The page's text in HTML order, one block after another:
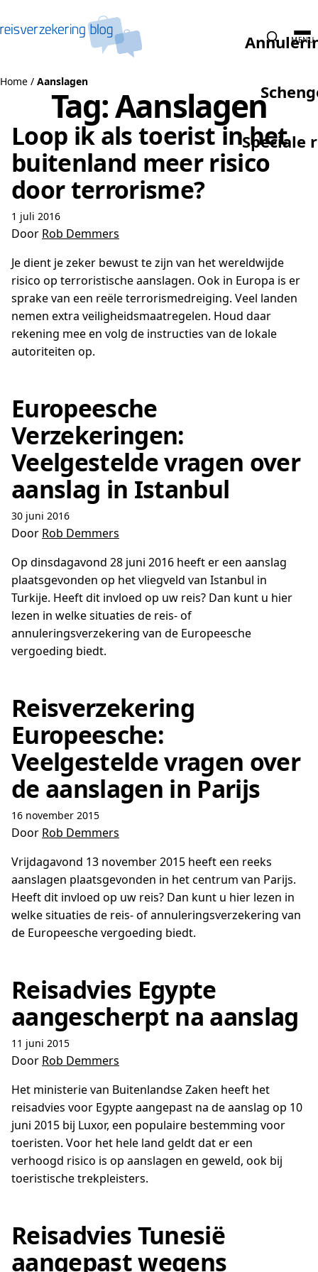
Speciale
MENU
Home / Aanslagen
Tag:Aanslagen
Loop ik als toerist in het
buitenland meer risico
door terrorisme?
1 juli 2016
Door Rob Demmers
Je dient je zeker bewust te zijn van het wereldwijde
risico op terroristische aanslagen. Ook in Europa is er
sprake van een reële terrorismedreiging. Veel landen
nemen extra veiligheidsmaatregelen. Houd daar
rekening mee en volg de instructies van de lokale
autoriteiten op.
Europeesche
Verzekeringen:
Veelgestelde vragen over
aanslag in Istanbul
30 juni 2016
Door Rob Demmers
Op dinsdagavond 28 juni 2016 heeft er een aanslag
plaatsgevonden op het vliegveld van Istanbul in
Turkije. Heeft dit invloed op uw reis? Dan kunt u hier
lezen in welke situaties de reis- of
annuleringsverzekering van de Europeesche
vergoeding biedt.
Reisverzekering
Europeesche:
Veelgestelde vragen over
de aanslagen in Parijs
16 november 2015
Door Rob Demmers
Vrijdagavond 13 november 2015 heeft een reeks
aanslagen plaatsgevonden in het centrum van Parijs.
Heeft dit invloed op uw reis? Dan kunt u hier lezen in
welke situaties de reis- of annuleringsverzekering van
de Europeesche vergoeding biedt.
Reisadvies Egypte
aangescherpt na aanslag
11 juni 2015
Door Rob Demmers
Het ministerie van Buitenlandse Zaken heeft het
reisadvies voor Egypte aangepast na de aanslag op 10
juni 2015 bij Luxor, een populaire bestemming voor
toeristen. Voor het hele land geldt dat er een
verhoogd risico is op aanslagen en geweld, ook bij
toeristische trekpleisters.
Reisadvies Tunesië
aangepast wegens